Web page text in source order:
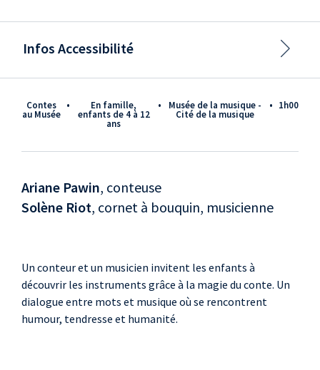
Contes
au Musée
• En famille,
enfants de 4 à 12
ans
• Musée de la musique -
Cité de la musique
• 1h00
Ariane Pawin, conteuse
Solène Riot, cornet à bouquin, musicienne
Un conteur et un musicien invitent les enfants à
découvrir les instruments grâce à la magie du conte. Un
dialogue entre mots et musique où se rencontrent
humour, tendresse et humanité.
Infos Accessibilité